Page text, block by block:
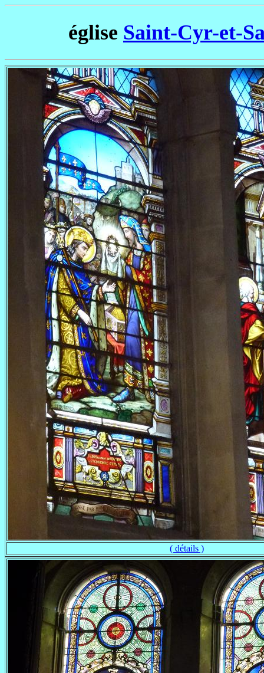
église Saint-Cyr-et-
( détails )